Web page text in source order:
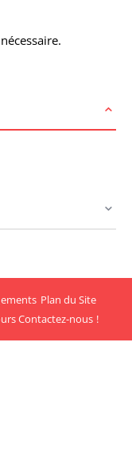
Plan du Site
Contactez-nous !